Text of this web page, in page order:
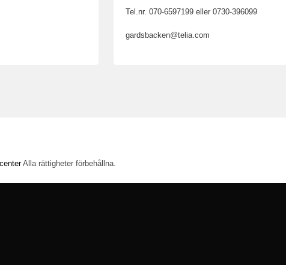
Tel.nr. 070-6597199 eller 0730-396099
gardsbacken@telia.com
Alla rättigheter förbehållna.